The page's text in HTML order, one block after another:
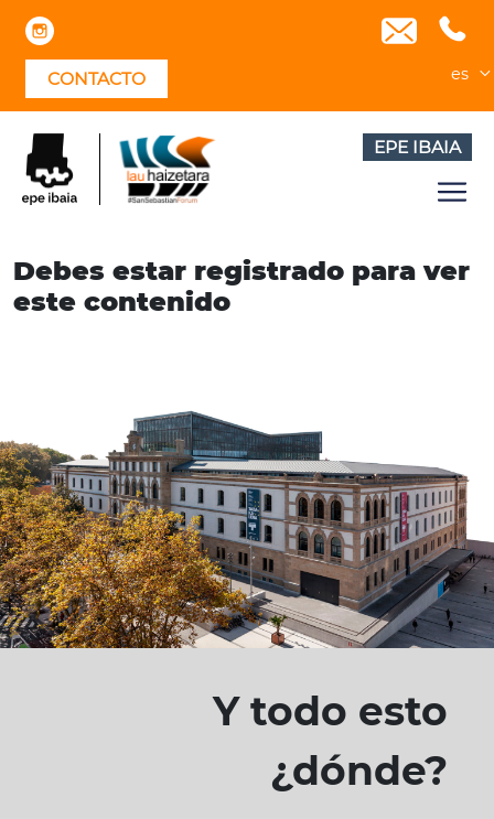
Skip
contentCONTACTO es
EPE IBAIA
Debes estar registrado para ver
este contenido
Y todo esto
¿dónde?